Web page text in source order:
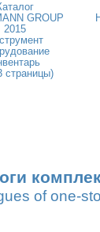
GROUP
2015
страницы)
of one-